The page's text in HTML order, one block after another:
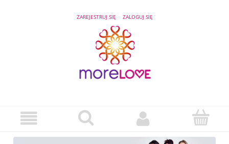
ZAREJESTRUJ SIĘ ZALOGUJ SIĘ